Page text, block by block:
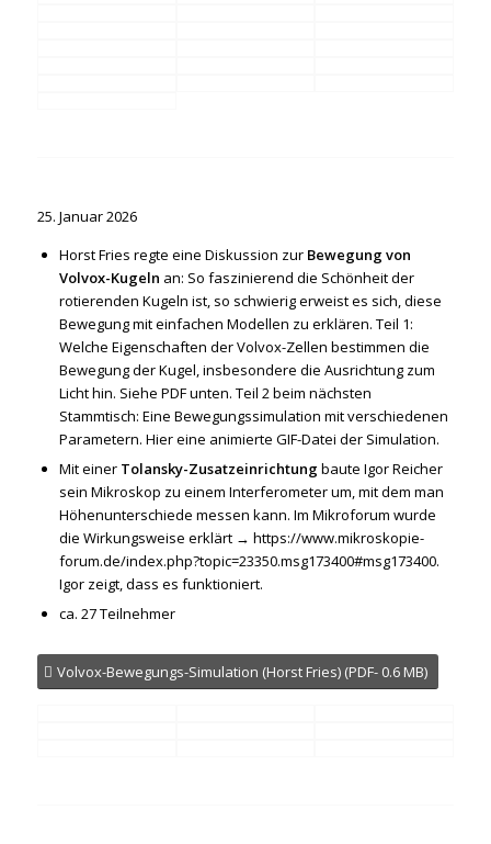
25. Januar 2026
Horst Fries regte eine Diskussion zur Bewegung von
Volvox-Kugeln an: So faszinierend die Schönheit der
rotierenden Kugeln ist, so schwierig erweist es sich, diese
Bewegung mit einfachen Modellen zu erklären. Teil 1:
Welche Eigenschaften der Volvox-Zellen bestimmen die
Bewegung der Kugel, insbesondere die Ausrichtung zum
Licht hin. Siehe PDF unten. Teil 2 beim nächsten
Stammtisch: Eine Bewegungssimulation mit verschiedenen
Parametern. Hier eine animierte GIF-Datei der Simulation.
Mit einer Tolansky-Zusatzeinrichtungbaute Igor Reicher
sein Mikroskop zu einem Interferometer um, mit dem man
Höhenunterschiede messen kann. Im Mikroforum wurde
die Wirkungsweise erklärt → https://www.mikroskopie-
forum.de/index.php?topic=23350.msg173400#msg173400.
Igor zeigt, dass es funktioniert.
ca. 27 Teilnehmer
Volvox-Bewegungs-Simulation (Horst Fries) (PDF- 0.6 MB)